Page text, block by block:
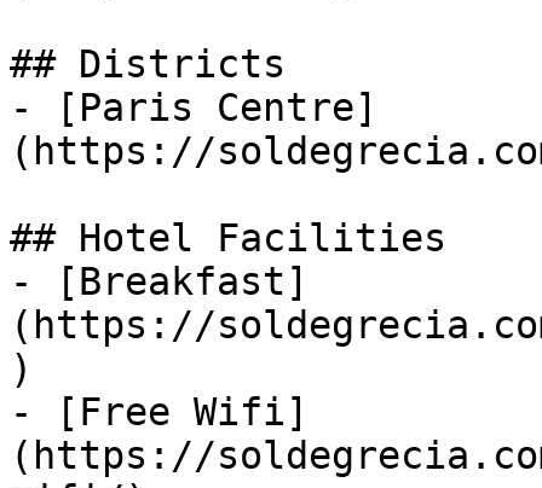
## Districts
- [Paris Centre]
(https://
## Hotel Facilities
- [Breakfast]
(https://
)
- [Free Wifi]
(https://